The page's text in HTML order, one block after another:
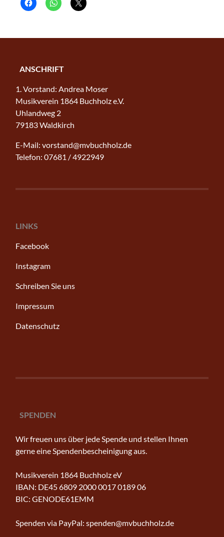
ANSCHRIFT
1. Vorstand: Andrea Moser
Musikverein 1864 Buchholz e.V.
Uhlandweg 2
79183 Waldkirch
E-Mail: vorstand@mvbuchholz.de
Telefon: 07681 / 4922949
LINKS
Facebook
Instagram
Schreiben Sie uns
Impressum
Datenschutz
SPENDEN
Wir freuen uns über jede Spende und stellen Ihnen
gerne eine Spendenbescheinigung aus.
Musikverein 1864 Buchholz eV
IBAN: DE45 6809 2000 0017 0189 06
BIC: GENODE61EMM
Spenden via PayPal: spenden@mvbuchholz.de